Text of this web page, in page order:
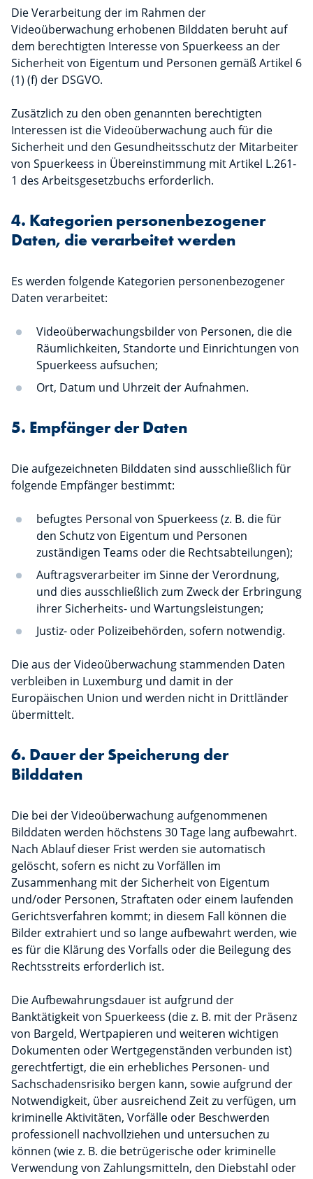
Die Verarbeitung der im Rahmen der
Videoüberwachung erhobenen Bilddaten beruht auf
dem berechtigten Interesse von Spuerkeess an der
Sicherheit von Eigentum und Personen gemäß Artikel 6
(1) (f) der DSGVO.
Zusätzlich zu den oben genannten berechtigten
Interessen ist die Videoüberwachung auch für die
Sicherheit und den Gesundheitsschutz der Mitarbeiter
von Spuerkeess in Übereinstimmung mit Artikel L.261-
1 des Arbeitsgesetzbuchs erforderlich.
4. Kategorien personenbezogener
Daten, die verarbeitet werden
Es werden folgende Kategorien personenbezogener
Daten verarbeitet:
Videoüberwachungsbilder von Personen, die die
Räumlichkeiten, Standorte und Einrichtungen von
Spuerkeess aufsuchen;
Ort, Datum und Uhrzeit der Aufnahmen.
5. Empfänger der Daten
Die aufgezeichneten Bilddaten sind ausschließlich für
folgende Empfänger bestimmt:
befugtes Personal von Spuerkeess (z. B. die für
den Schutz von Eigentum und Personen
zuständigen Teams oder die Rechtsabteilungen);
Auftragsverarbeiter im Sinne der Verordnung,
und dies ausschließlich zum Zweck der Erbringung
ihrer Sicherheits- und Wartungsleistungen;
Justiz- oder Polizeibehörden, sofern notwendig.
Die aus der Videoüberwachung stammenden Daten
verbleiben in Luxemburg und damit in der
Europäischen Union und werden nicht in Drittländer
übermittelt.
6. Dauer der Speicherung der
Bilddaten
Die bei der Videoüberwachung aufgenommenen
Bilddaten werden höchstens 30 Tage lang aufbewahrt.
Nach Ablauf dieser Frist werden sie automatisch
gelöscht, sofern es nicht zu Vorfällen im
Zusammenhang mit der Sicherheit von Eigentum
und/oder Personen, Straftaten oder einem laufenden
Gerichtsverfahren kommt; in diesem Fall können die
Bilder extrahiert und so lange aufbewahrt werden, wie
es für die Klärung des Vorfalls oder die Beilegung des
Rechtsstreits erforderlich ist.
Die Aufbewahrungsdauer ist aufgrund der
Banktätigkeit von Spuerkeess (die z. B. mit der Präsenz
von Bargeld, Wertpapieren und weiteren wichtigen
Dokumenten oder Wertgegenständen verbunden ist)
gerechtfertigt, die ein erhebliches Personen- und
Sachschadensrisiko bergen kann, sowie aufgrund der
Notwendigkeit, über ausreichend Zeit zu verfügen, um
kriminelle Aktivitäten, Vorfälle oder Beschwerden
professionell nachvollziehen und untersuchen zu
können (wie z. B. die betrügerische oder kriminelle
Verwendung von Zahlungsmitteln, den Diebstahl oder